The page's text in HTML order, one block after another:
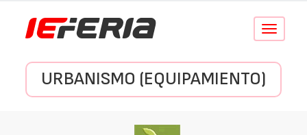
Conmutar
URBANISMO (EQUIPAMIENTO)